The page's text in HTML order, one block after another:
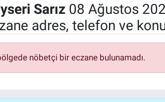
Sarız08 Ağustos
adres, telefon ve
nöbetçi bir eczane bulunamadı.